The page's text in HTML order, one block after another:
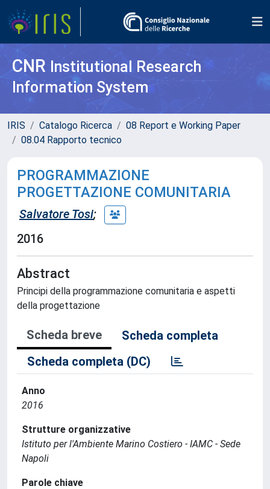
CNR Institutional Research
Information System
IRIS Catalogo Ricerca
08 Report e Working Paper
08.04 Rapporto tecnico
PROGRAMMAZIONE
PROGETTAZIONE COMUNITARIA
Salvatore Tosi;
2016
Abstract
Principi della programmazione comunitaria e aspetti
della progettazione
Scheda breve
Scheda completa
Scheda completa (DC)
Anno
2016
Strutture organizzative
Istituto per l'Ambiente Marino Costiero - IAMC - Sede
Napoli
Parole chiave